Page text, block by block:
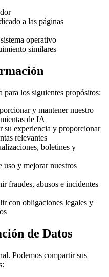
a las páginas
operativo
similares
los siguientes propósitos:
y mantener nuestro
de IA
su experiencia y proporcionar
relevantes
boletines y
uso y mejorar nuestros
fraudes, abusos e incidentes
con obligaciones legales y
de Datos
Podemos compartir sus